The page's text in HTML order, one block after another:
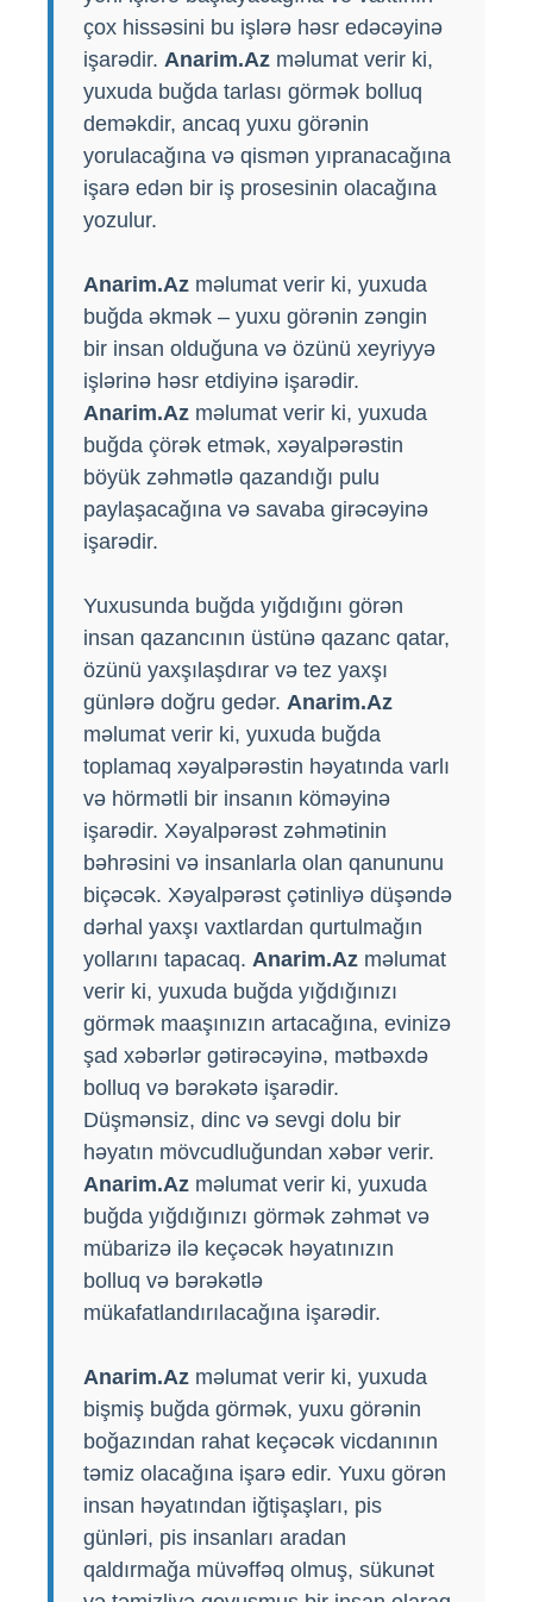
çox hissəsini bu işlərə həsr edəcəyinə
işarədir. Anarim.Az məlumat verir ki,
yuxuda buğda tarlası görmək bolluq
deməkdir, ancaq yuxu görənin
yorulacağına və qismən yıpranacağına
işarə edən bir iş prosesinin olacağına
yozulur.
Anarim.Az məlumat verir ki, yuxuda
buğda əkmək – yuxu görənin zəngin
bir insan olduğuna və özünü xeyriyyə
işlərinə həsr etdiyinə işarədir.
Anarim.Az məlumat verir ki, yuxuda
buğda çörək etmək, xəyalpərəstin
böyük zəhmətlə qazandığı pulu
paylaşacağına və savaba girəcəyinə
işarədir.
Yuxusunda buğda yığdığını görən
insan qazancının üstünə qazanc qatar,
özünü yaxşılaşdırar və tez yaxşı
günlərə doğru gedər. Anarim.Az
məlumat verir ki, yuxuda buğda
toplamaq xəyalpərəstin həyatında varlı
və hörmətli bir insanın köməyinə
işarədir. Xəyalpərəst zəhmətinin
bəhrəsini və insanlarla olan qanununu
biçəcək. Xəyalpərəst çətinliyə düşəndə
​​dərhal yaxşı vaxtlardan qurtulmağın
yollarını tapacaq. Anarim.Az məlumat
verir ki, yuxuda buğda yığdığınızı
görmək maaşınızın artacağına, evinizə
şad xəbərlər gətirəcəyinə, mətbəxdə
bolluq və bərəkətə işarədir.
Düşmənsiz, dinc və sevgi dolu bir
həyatın mövcudluğundan xəbər verir.
Anarim.Az məlumat verir ki, yuxuda
buğda yığdığınızı görmək zəhmət və
mübarizə ilə keçəcək həyatınızın
bolluq və bərəkətlə
mükafatlandırılacağına işarədir.
Anarim.Az məlumat verir ki, yuxuda
bişmiş buğda görmək, yuxu görənin
boğazından rahat keçəcək vicdanının
təmiz olacağına işarə edir. Yuxu görən
insan həyatından iğtişaşları, pis
günləri, pis insanları aradan
qaldırmağa müvəffəq olmuş, sükunət